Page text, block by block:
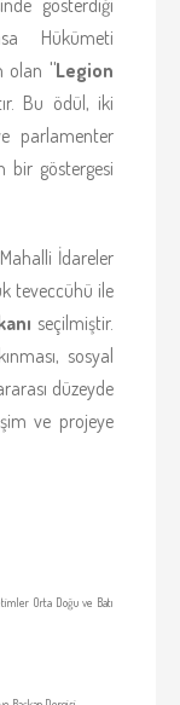
gösterdiği
Hükümeti
olan "Legion
Bu ödül, iki
parlamenter
bir göstergesi
İdareler
teveccühü ile
seçilmiştir.
sosyal
düzeyde
ve projeye
Orta Doğu ve Batı